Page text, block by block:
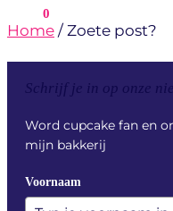
0
Home / Zoete post?
Schrijf je in op onze
Word cupcake fan en
mijn bakkerij
Voornaam